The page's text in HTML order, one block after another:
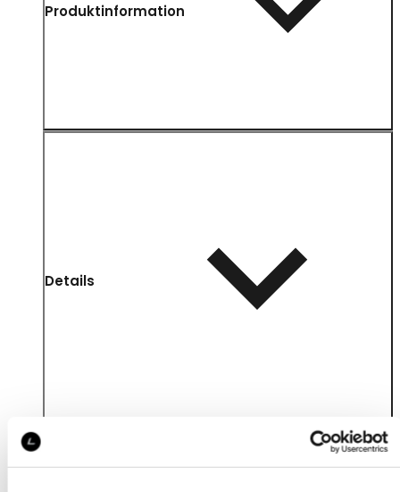
Produktinformation
Details